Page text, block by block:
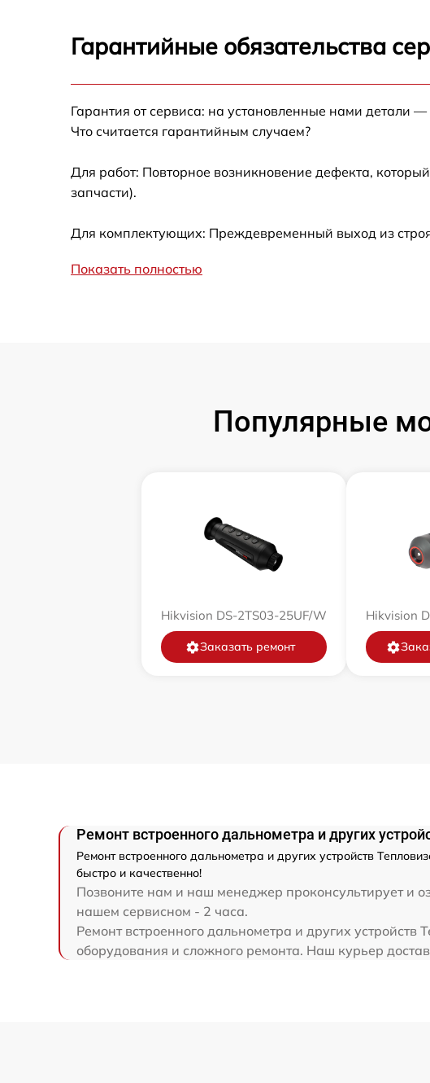
Ремонт встроенного дальнометра и
других устройств
Замена микросхемы логики
Ремонт цепи питания
Прошивка (Обновление ПО)
Восстановление после попадания влаги
Гарантийные обязательства
Гарантия от сервиса: на установленные нами детали —
Что считается гарантийным случаем?
Для работ: Повторное возникновение дефекта,
запчасти).
Для комплектующих: Преждевременный выход из
Показать полностью
Популярные
Hikvision DS-2TS03-25UF/W
Заказать ремонт
Hikvision
Ремонт встроенного дальнометра и других
Ремонт встроенного дальнометра и других устройств
быстро и качественно!
Позвоните нам и наш менеджер проконсультирует и
нашем сервисном - 2 часа.
Ремонт встроенного дальнометра и других
оборудования и сложного ремонта. Наш курьер